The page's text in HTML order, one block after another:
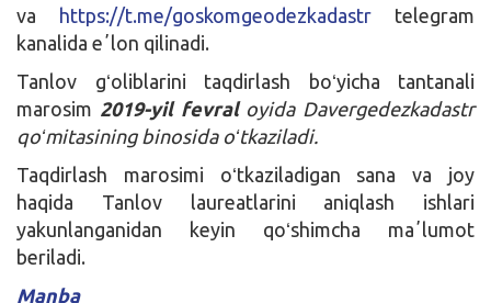
va https://t.me/goskomgeodezkadastr telegram
kanalida eʼlon qilinadi.
Tanlov gʻoliblarini taqdirlash boʻyicha tantanali
marosim 2019-yil fevraloyida Davergedezkadastr
qoʻmitasining binosida oʻtkaziladi.
Taqdirlash marosimi oʻtkaziladigan sana va joy
haqida Tanlov laureatlarini aniqlash ishlari
yakunlanganidan keyin qoʻshimcha maʼlumot
beriladi.
Manba